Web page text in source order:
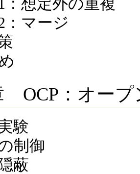
：マージ
OCP：オープ
験
制御
蔽